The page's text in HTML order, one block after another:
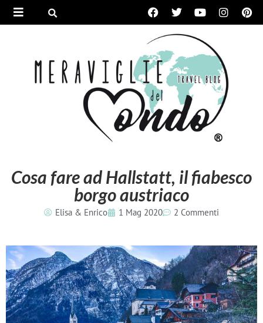
Cosa fare ad Hallstatt, il fiabesco
borgo austriaco
Elisa & Enrico 1 Mag 2020 2 Commenti